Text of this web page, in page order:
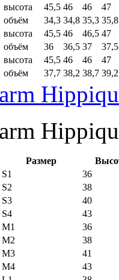
высота 45,5 46 46 47
объём
34,3 34,8 35,3 35,8
высота 45,5 46 46,5 47
объём
36 36,5 37 37,5
высота 45,5 46 46 47
объём
37,7 38,2 38,7 39,2
Размер
S1
36
S2
38
S3
40
S4
43
M1
36
M2
38
M3
41
M4
43